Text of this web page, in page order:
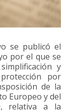
se publicó el
por el que se
y
por
de la
Europeo y del
relativa a la